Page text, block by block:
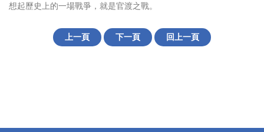
想起歷史上的一場戰爭，就是官渡之戰。
上一頁 下一頁 回上一頁